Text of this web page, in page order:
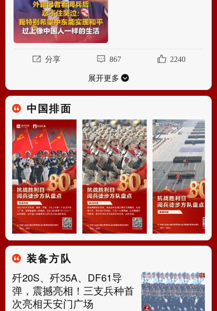
分享 867 2240
展开更多
中国排面
装备方队
歼20S、歼35A、DF61导
弹，震撼亮相！三支兵种首
次亮相天安门广场